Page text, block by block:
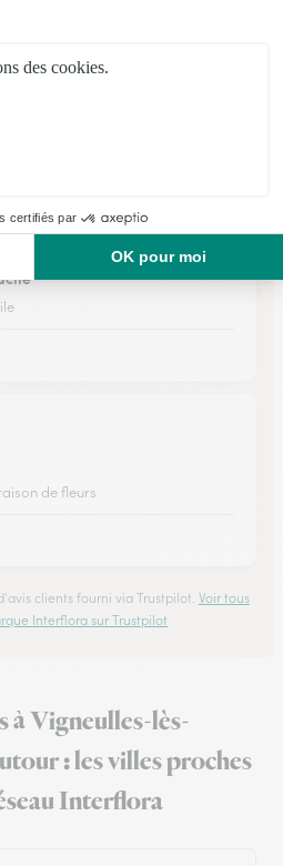
💐 pour…
💐 pour divers occasions
de fleurs
clients fourni via Trustpilot. Voir tous
Interflora sur Trustpilot
à Vigneulles-lès-
: les villes proches
Interflora